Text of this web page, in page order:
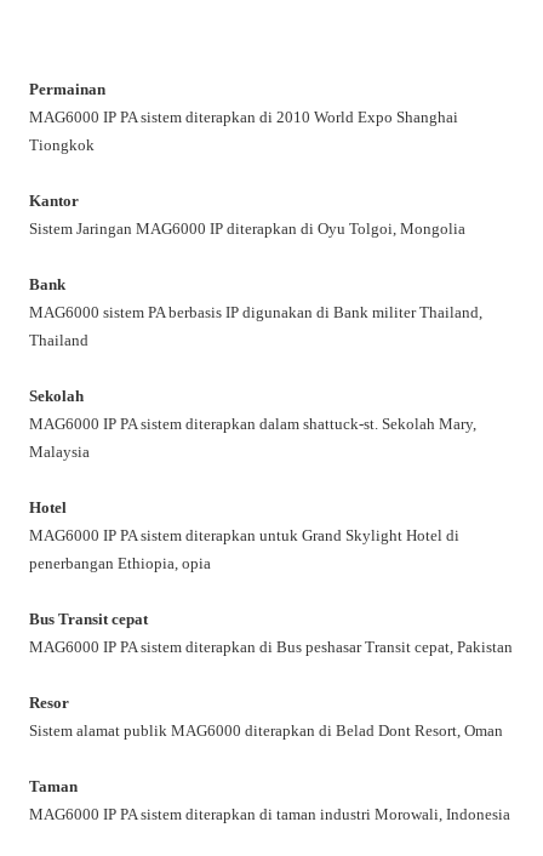
Permainan
MAG6000 IP PA sistem diterapkan di 2010 World Expo Shanghai
Tiongkok
Kantor
Sistem Jaringan MAG6000 IP diterapkan di Oyu Tolgoi, Mongolia
Bank
MAG6000 sistem PA berbasis IP digunakan di Bank militer Thailand,
Thailand
Sekolah
MAG6000 IP PA sistem diterapkan dalam shattuck-st. Sekolah Mary,
Malaysia
Hotel
MAG6000 IP PA sistem diterapkan untuk Grand Skylight Hotel di
penerbangan Ethiopia, opia
Bus Transit cepat
MAG6000 IP PA sistem diterapkan di Bus peshasar Transit cepat, Pakistan
Resor
Sistem alamat publik MAG6000 diterapkan di Belad Dont Resort, Oman
Taman
MAG6000 IP PA sistem diterapkan di taman industri Morowali, Indonesia